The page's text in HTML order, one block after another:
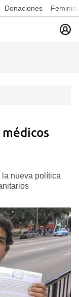
Donaciones
nueva política